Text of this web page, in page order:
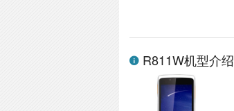
R811W机型介绍